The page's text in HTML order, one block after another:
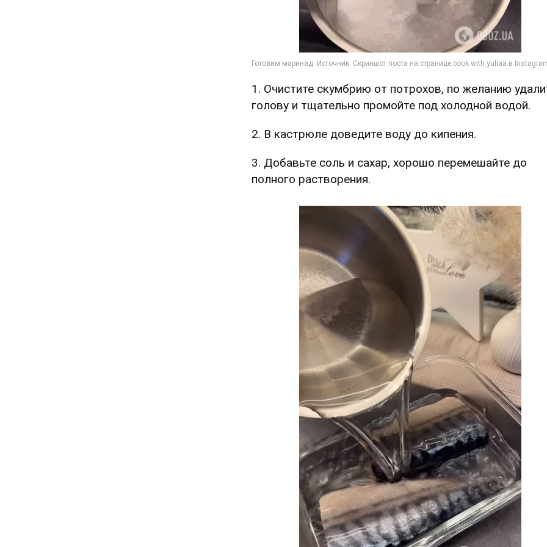
1. Очистите скумбрию от потрохов, по желанию
голову и тщательно промойте под холодной водой.
2. В кастрюле доведите воду до кипения.
3. Добавьте соль и сахар, хорошо перемешайте до
полного растворения.